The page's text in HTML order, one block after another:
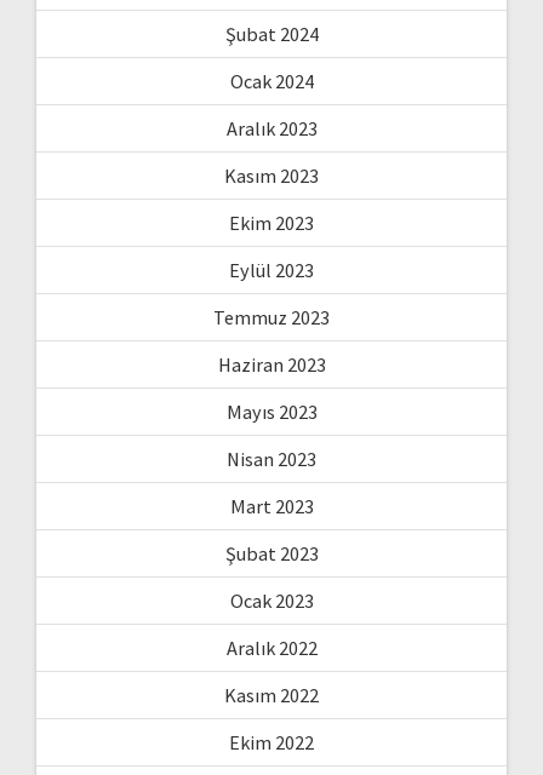
Şubat 2024
Ocak 2024
Aralık 2023
Kasım 2023
Ekim 2023
Eylül 2023
Temmuz 2023
Haziran 2023
Mayıs 2023
Nisan 2023
Mart 2023
Şubat 2023
Ocak 2023
Aralık 2022
Kasım 2022
Ekim 2022